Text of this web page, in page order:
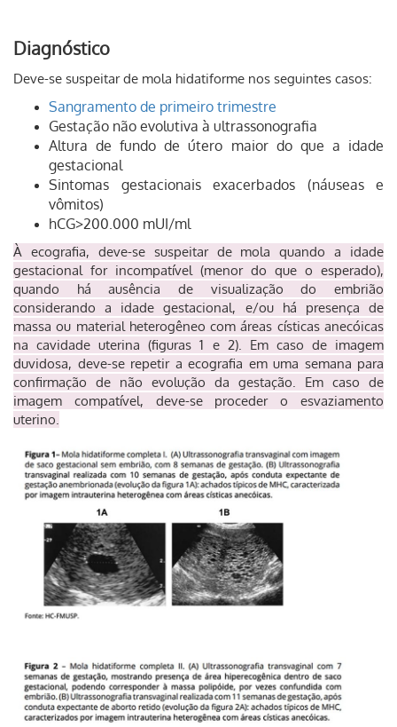
Diagnóstico
Deve-se suspeitar de mola hidatiforme nos seguintes casos:
Sangramento de primeiro trimestre
Gestação não evolutiva à ultrassonografia
Altura de fundo de útero maior do que a idade
gestacional
Sintomas gestacionais exacerbados (náuseas e
vômitos)
hCG>200.000 mUI/ml
À ecografia, deve-se suspeitar de mola quando a idade
gestacional for incompatível (menor do que o esperado),
quando há ausência de visualização do embrião
considerando a idade gestacional, e/ou há presença de
massa ou material heterogêneo com áreas císticas anecóicas
na cavidade uterina (figuras 1 e 2). Em caso de imagem
duvidosa, deve-se repetir a ecografia em uma semana para
confirmação de não evolução da gestação. Em caso de
imagem compatível, deve-se proceder o esvaziamento
uterino.